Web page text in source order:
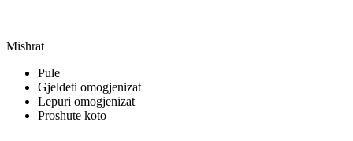
Mishrat
Pule
Gjeldeti omogjenizat
Lepuri omogjenizat
Proshute koto